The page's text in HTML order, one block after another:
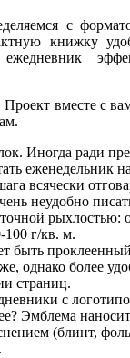
с
книжку
вместе с
Иногда ради
еженедельник
всячески
неудобно
рыхлостью:
100 г/кв. м.
быть
однако более
страниц.
с
Эмблема
(блинт,